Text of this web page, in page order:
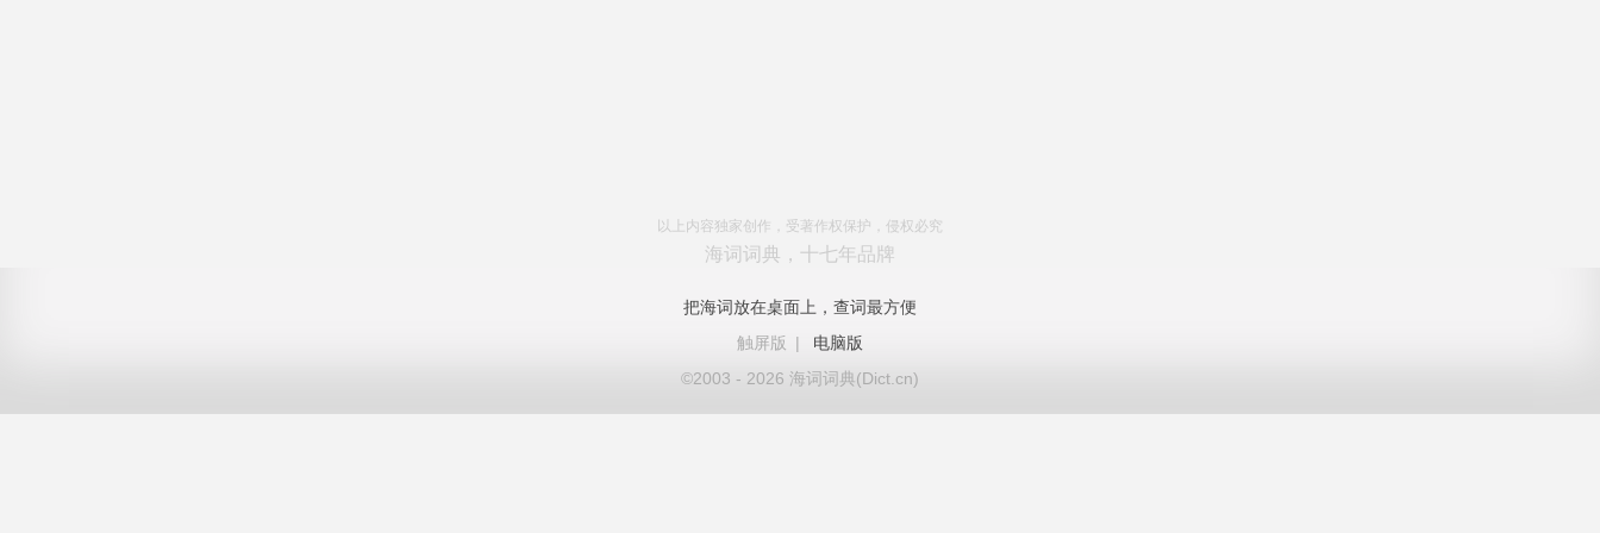
以上内容独家创作，受著作权保护，侵权必究
海词词典，十七年品牌
把海词放在桌面上，查词最方便
触屏版
|
电脑版
©2003 - 2026 海词词典(Dict.cn)